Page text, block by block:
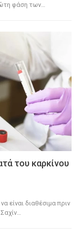
φάση των
του καρκίνου
είναι διαθέσιμα πριν
…